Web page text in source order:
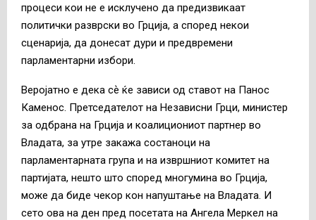
процеси кои не е исклучено да предизвикаат
политички разврски во Грција, а според некои
сценарија, да донесат дури и предвремени
парламентарни избори.
Веројатно е дека сѐ ќе зависи од ставот на Панос
Каменос. Претседателот на Независни Грци, министер
за одбрана на Грција и коалициониот партнер во
Владата, за утре закажа состаноци на
парламентарната група и на извршниот комитет на
партијата, нешто што според многумина во Грција,
може да биде чекор кон напуштање на Владата. И
сето ова на ден пред посетата на Ангела Меркел на